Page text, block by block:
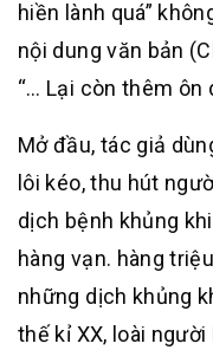
hiền lành quá”
nội dung văn bản
“… Lại còn thêm ôn
Mở đầu, tác giả
lôi kéo, thu hút
dịch bệnh khủng
hàng vạn. hàng
những dịch khủng
thế kỉ XX, loài người